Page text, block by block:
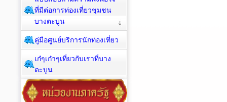
ที่มีต่อการท่องเที่ยวชุมชน
บางตะบูน
คู่มือศูนย์บริการนักท่องเที่ยว
เก๋ๆเก๋าๆเที่ยวกับเราที่บาง
ตะบูน